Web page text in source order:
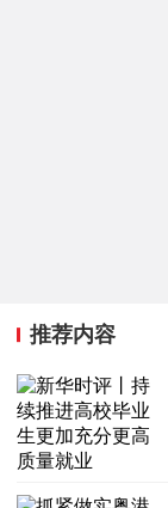
推荐内容